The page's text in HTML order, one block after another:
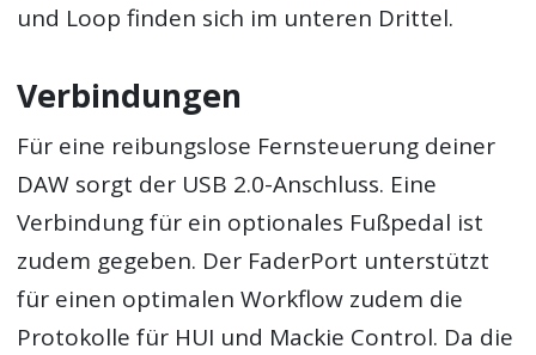
und Loop finden sich im unteren Drittel.
Verbindungen
Für eine reibungslose Fernsteuerung deiner
DAW sorgt der USB 2.0-Anschluss. Eine
Verbindung für ein optionales Fußpedal ist
zudem gegeben. Der FaderPort unterstützt
für einen optimalen Workflow zudem die
Protokolle für HUI und Mackie Control. Da die